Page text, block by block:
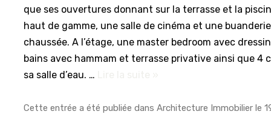
que ses ouvertures donnant sur la terrasse et la
haut de gamme, une salle de cinéma et une
chaussée. A l’étage, une master bedroom avec
bains avec hammam et terrasse privative ainsi que 4
sa salle d’eau. …
Cette entrée a été publiée dansArchitecture Immobilier le